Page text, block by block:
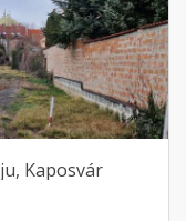
Kaposvár